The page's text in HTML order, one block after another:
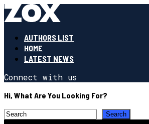
AUTHORS LIST
HOME
LATEST NEWS
Connect with us
Hi, What Are You Looking For?